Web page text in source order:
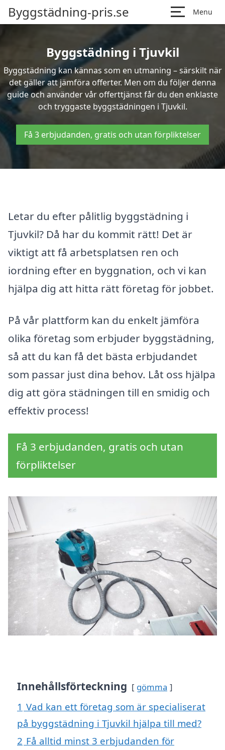
Byggstädning-pris.se Menu
Byggstädning i Tjuvkil
Byggstädning kan kännas som en utmaning – särskilt när
det gäller att jämföra offerter. Men om du följer denna
guide och använder vår offerttjänst får du den enklaste
och tryggaste byggstädningen i Tjuvkil.
Få 3 erbjudanden, gratis och utan förpliktelser
Letar du efter pålitlig byggstädning i
Tjuvkil? Då har du kommit rätt! Det är
viktigt att få arbetsplatsen ren och
iordning efter en byggnation, och vi kan
hjälpa dig att hitta rätt företag för jobbet.
På vår plattform kan du enkelt jämföra
olika företag som erbjuder byggstädning,
så att du kan få det bästa erbjudandet
som passar just dina behov. Låt oss hjälpa
dig att göra städningen till en smidig och
effektiv process!
Få 3 erbjudanden, gratis och utan
förpliktelser
Innehållsförteckning gömma
1 Vad kan ett företag som är specialiserat
på byggstädning i Tjuvkil hjälpa till med?
2 Få alltid minst 3 erbjudanden för